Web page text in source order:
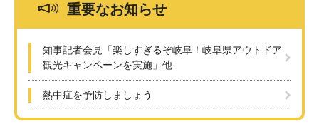
重要なお知らせ
知事記者会見「楽しすぎるぞ岐阜！岐阜県アウトドア
観光キャンペーンを実施」他
熱中症を予防しましょう